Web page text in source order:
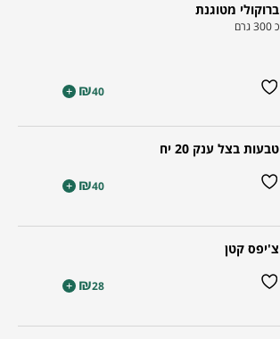
ברוקולי מטוגנת
כ 300 גרם
₪40
+
טבעות בצל ענק 20 יח
₪40
+
צ'יפס קטן
₪28
+